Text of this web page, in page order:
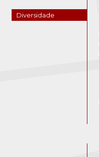
Diversidade